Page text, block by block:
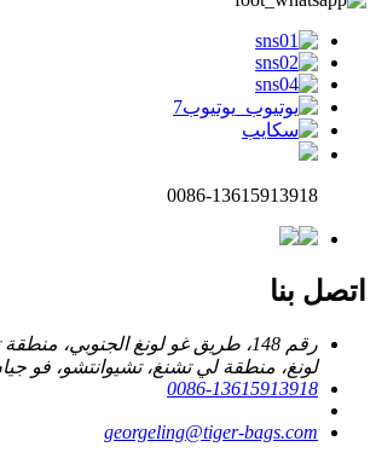
0086-13615913918
اتصل بنا
رقم 148، طريق غو لونغ الجنوبي،
لونغ، منطقة لي تشنغ، تشيوانتشو، فو
0086-13615913918
georgeling@tiger-bags.com